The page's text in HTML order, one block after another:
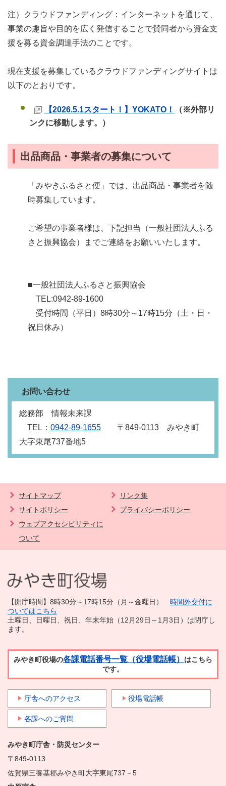
注）クラウドファンディング：インターネットを通じて、
事業の趣旨や目的を広く発信することで賛同者から資金支
援を募る資金調達手法のことです。
現在支援を募集しているクラウドファンディングサイトは
以下のとおりです。
【2026.5.1スタート！】YOKATO！
（※外部リ
ンクに移動します。）
出品商品・事業者の募集について
「みやきふるさと便」では、出品商品・事業者を随
時募集しています。
ご希望の事業者様は、下記担当（一般社団法人ふる
さと振興協会）までご連絡をお願いいたします。
■一般社団法人ふるさと振興協会
TEL:0942-89-1600
受付時間（平日）8時30分～17時15分（土・日・
祝日休み）
お問い合わせ
総務部 情報未来課
TEL： 0942‐89‐1655 〒849‐0113 みやき町
大字東尾737番地5
サイトマップ
リンク集
サイトポリシー
プライバシーポリシー
ウェブアクセシビリティに
ついて
【開庁時間】8時30分～17時15分（月～金曜日） 時間外交付に
ついてはこちら
土曜日、日曜日、祝日、年末年始（12月29日～1月3日）は閉庁し
ます。
みやき町役場の各課電話番号一覧（役場電話帳） はこちら
です。
庁舎へのアクセス 役場電話帳
各課へのご質問
みやき町庁舎・防災センター
〒849-0113
佐賀県三養基郡みやき町大字東尾737－5